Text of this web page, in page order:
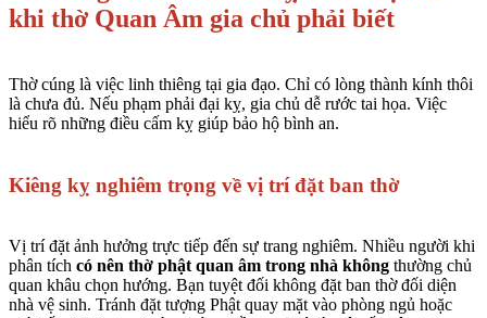
khi thờ Quan Âm gia chủ phải biết
Thờ cúng là việc linh thiêng tại gia đạo. Chỉ có lòng thành kính thôi
là chưa đủ. Nếu phạm phải đại kỵ, gia chủ dễ rước tai họa. Việc
hiểu rõ những điều cấm kỵ giúp bảo hộ bình an.
Kiêng kỵ nghiêm trọng về vị trí đặt ban thờ
Vị trí đặt ảnh hưởng trực tiếp đến sự trang nghiêm. Nhiều người khi
phân tích có nên thờ phật quan âm trong nhà không thường chủ
quan khâu chọn hướng. Bạn tuyệt đối không đặt ban thờ đối diện
nhà vệ sinh. Tránh đặt tượng Phật quay mặt vào phòng ngủ hoặc